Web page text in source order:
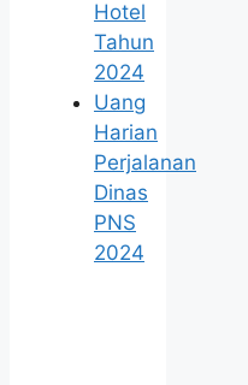
Hotel
Tahun
2024
Uang
Harian
Perjalanan
Dinas
PNS
2024